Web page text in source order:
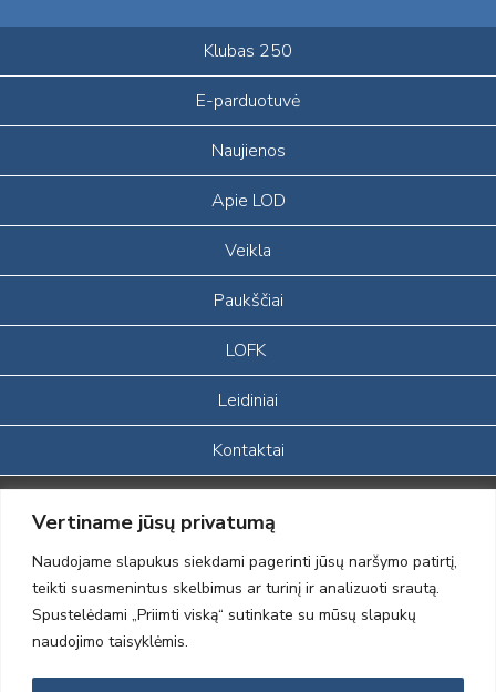
Vertiname jūsų privatumą
Naudojame slapukus siekdami pagerinti jūsų naršymo patirtį,
teikti suasmenintus skelbimus ar turinį ir analizuoti srautą.
Spustelėdami „Priimti viską“ sutinkate su mūsų slapukų
naudojimo taisyklėmis.
Klubas 250
E-parduotuvė
Naujienos
Apie LOD
Veikla
Paukščiai
LOFK
Leidiniai
Kontaktai
Portalas sukurtas įgyvendinant Lietuvos Respublikos, Europos
ekonominės erdvės ir Norvegijos finansinių mechanizmų iš dalies
finansuojamą paprojektį
„LOD visuomeninės /gamtosauginės veiklos sustiprinimas ir įvaizdžio
formavimas įtraukiant visuomenę į aplinkosauginių tyrimų veiklą“
(paprojekčio
įgyvendinimo sutarties numeris 2004-LT0008-NVO-1EEE/NOR-02-